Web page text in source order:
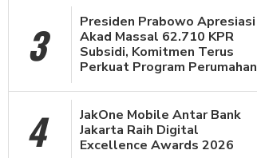
3
Presiden Prabowo Apresiasi
Akad Massal 62.710 KPR
Subsidi, Komitmen Terus
Perkuat Program Perumahan
4
JakOne Mobile Antar Bank
Jakarta Raih Digital
Excellence Awards 2026